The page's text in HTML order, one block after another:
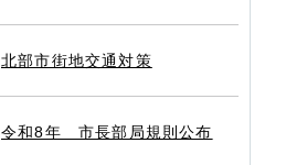
北部市街地交通対策
令和8年 市長部局規則公布